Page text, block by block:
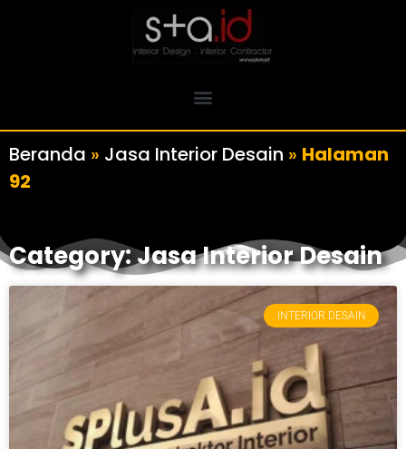
Beranda » Jasa Interior Desain » Halaman
92
Category: Jasa Interior Desain
INTERIOR DESAIN